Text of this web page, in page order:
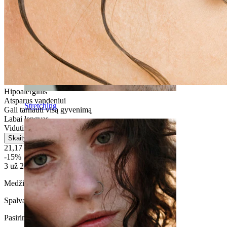
Stretching
Hipoalerginis
Atsparus vandeniui
Gali tarnauti visą gyvenimą
Labai lengvas
Vidutinio naudojimo
Skaityti daugiau
21,17 €24,90 €
-15%
3 už 2
Medžiaga:Titanas
Spalva:
Pasirinkite Spalva